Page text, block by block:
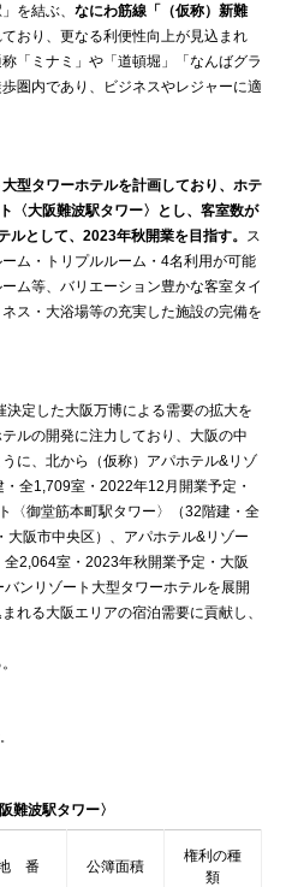
を結ぶ、 なにわ筋線「（仮称）新難
おり、更なる利便性向上が見込まれ
「ミナミ」や「道頓堀」「なんばグラ
圏内であり、ビジネスやレジャーに適
型タワーホテルを計画しており、ホテ
〈大阪難波駅タワー〉とし、客室数が
として、2023年秋開業を目指す。
ス
ム・トリプルルーム・4名利用が可能
ム等、バリエーション豊かな客室タイ
ス・大浴場等の充実した施設の完備を
定した大阪万博による需要の拡大を
ルの開発に注力しており、大阪の中
に、北から（仮称）アパホテル&リゾ
全1,709室・2022年12月開業予定・
〈御堂筋本町駅タワー〉（32階建・全
阪市中央区）、アパホテル&リゾー
2,064室・2023年秋開業予定・大阪
ンリゾート大型タワーホテルを展開
れる大阪エリアの宿泊需要に貢献し、
難波駅タワー〉
番 公簿面積
権利の種
類